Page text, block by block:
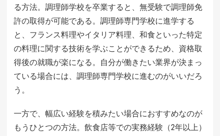
る方法。調理師学校を卒業すると、無受験で調理師免
許の取得が可能である。調理師専門学校に進学する
と、フランス料理やイタリア料理、和食といった特定
の料理に関する技術を学ぶことができるため、資格取
得後の就職が楽になる。自分が働きたい業界が決まっ
ている場合には、調理師専門学校に進むのがいいだろ
う。
一方で、幅広い経験を積みたい場合におすすめなのが
もうひとつの方法。飲食店等での実務経験（2年以上）